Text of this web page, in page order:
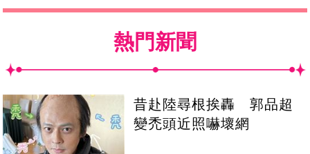
熱門新聞
昔赴陸尋根挨轟 郭品超
變禿頭近照嚇壞網